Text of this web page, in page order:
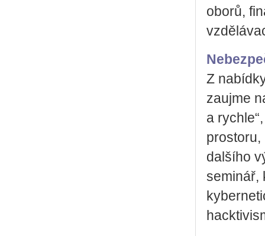
oborů,
Z
zaujme
a
prostoru,
dalšího
seminář,